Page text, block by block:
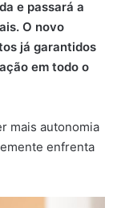
e passará a
O novo
já garantidos
em todo o
mais autonomia
enfrenta